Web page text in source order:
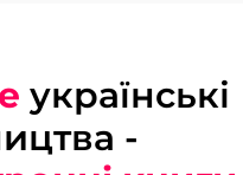
українські
-